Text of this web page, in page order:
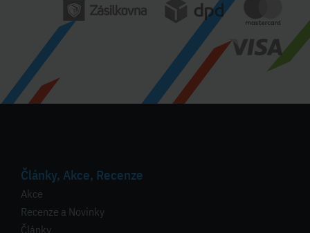
Články, Akce, Recenze
Akce
Recenze a Novinky
Články